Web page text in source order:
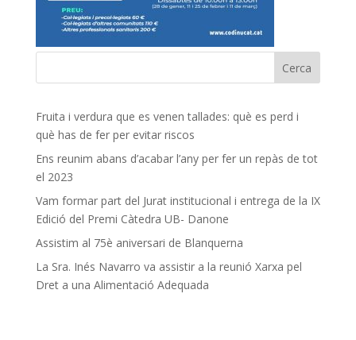
Fruita i verdura que es venen tallades: què es perd i
què has de fer per evitar riscos
Ens reunim abans d’acabar l’any per fer un repàs de tot
el 2023
Vam formar part del Jurat institucional i entrega de la IX
Edició del Premi Càtedra UB- Danone
Assistim al 75è aniversari de Blanquerna
La Sra. Inés Navarro va assistir a la reunió Xarxa pel
Dret a una Alimentació Adequada